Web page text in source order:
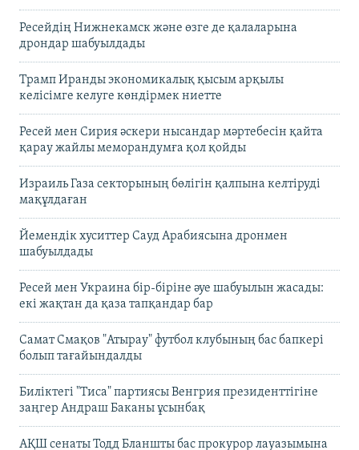
Ресейдің Нижнекамск және өзге де қалаларына
дрондар шабуылдады
Трамп Иранды экономикалық қысым арқылы
келісімге келуге көндірмек ниетте
Ресей мен Сирия әскери нысандар мәртебесін қайта
қарау жайлы меморандумға қол қойды
Израиль Газа секторының бөлігін қалпына келтіруді
мақұлдаған
Йемендік хуситтер Сауд Арабиясына дронмен
шабуылдады
Ресей мен Украина бір-біріне әуе шабуылын жасады:
екі жақтан да қаза тапқандар бар
Самат Смақов "Атырау" футбол клубының бас бапкері
болып тағайындалды
Биліктегі "Тиса" партиясы Венгрия президенттігіне
заңгер Андраш Баканы ұсынбақ
АҚШ сенаты Тодд Бланшты бас прокурор лауазымына